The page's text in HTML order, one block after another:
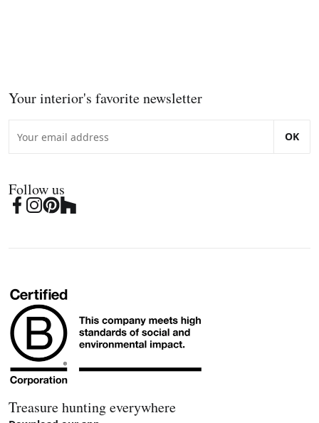
Your interior's favorite newsletter
OK
Follow us
Treasure hunting everywhere